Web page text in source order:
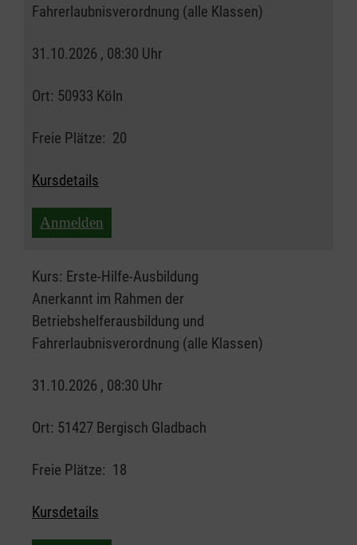
Fahrerlaubnisverordnung (alle Klassen)
31.10.2026 , 08:30 Uhr
Ort: 50933 Köln
Freie Plätze: 20
Kursdetails
Anmelden
Kurs: Erste-Hilfe-Ausbildung
Anerkannt im Rahmen der
Betriebshelferausbildung und
Fahrerlaubnisverordnung (alle Klassen)
31.10.2026 , 08:30 Uhr
Ort: 51427 Bergisch Gladbach
Freie Plätze: 18
Kursdetails